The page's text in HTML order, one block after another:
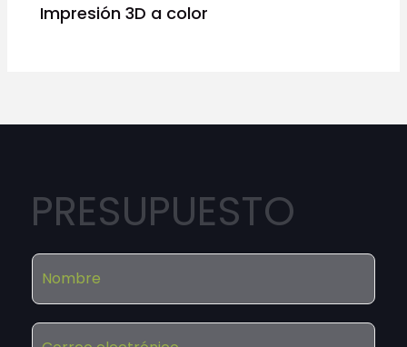
Impresión 3D a color
PRESUPUESTO
N
m
rC